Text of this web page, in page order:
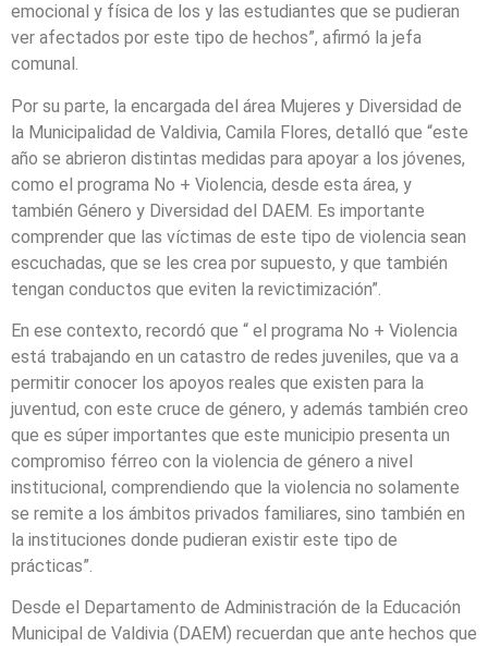
emocional y física de los y las estudiantes que se pudieran
ver afectados por este tipo de hechos”, afirmó la jefa
comunal.
Por su parte, la encargada del área Mujeres y Diversidad de
la Municipalidad de Valdivia, Camila Flores, detalló que “este
año se abrieron distintas medidas para apoyar a los jóvenes,
como el programa No + Violencia, desde esta área, y
también Género y Diversidad del DAEM. Es importante
comprender que las víctimas de este tipo de violencia sean
escuchadas, que se les crea por supuesto, y que también
tengan conductos que eviten la revictimización”.
En ese contexto, recordó que “ el programa No + Violencia
está trabajando en un catastro de redes juveniles, que va a
permitir conocer los apoyos reales que existen para la
juventud, con este cruce de género, y además también creo
que es súper importantes que este municipio presenta un
compromiso férreo con la violencia de género a nivel
institucional, comprendiendo que la violencia no solamente
se remite a los ámbitos privados familiares, sino también en
la instituciones donde pudieran existir este tipo de
prácticas”.
Desde el Departamento de Administración de la Educación
Municipal de Valdivia (DAEM) recuerdan que ante hechos que